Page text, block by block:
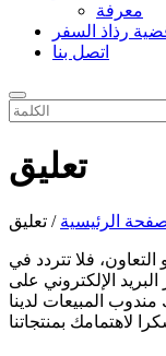
معرفة
رذاذ السفر
اتصل بنا
تعليق
الرئيسية / تعليق
فلا تتردد في
الإلكتروني على
المبيعات لدينا